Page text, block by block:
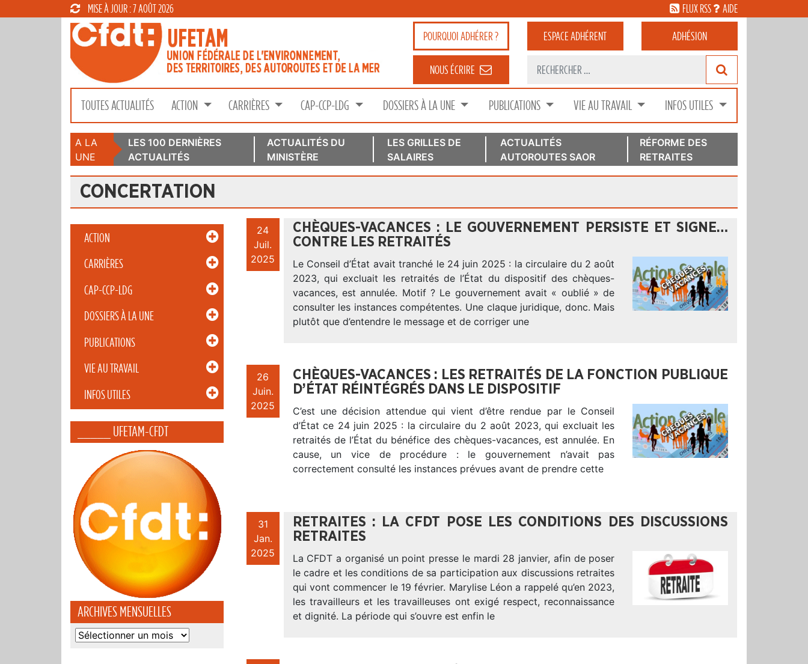
MISE À JOUR : 7 AOÛT 2026 FLUX RSS AIDE
POURQUOIADHÉRER ? ESPACEADHÉRENT ADHÉSION
NOUS ÉCRIRE
TOUTES ACTUALITÉS ACTION CARRIÈRES CAP-CCP-LDG DOSSIERS À LA UNE PUBLICATIONS VIE AU TRAVAIL INFOS UTILES
A LA
UNE
LES 100 DERNIÈRES
ACTUALITÉS
ACTUALITÉS DU
MINISTÈRE
LES GRILLES DE
SALAIRES
ACTUALITÉS
AUTOROUTES SAOR
RÉFORME DES
RETRAITES
CONCERTATION
ACTION
CARRIÈRES
CAP-CCP-LDG
DOSSIERS À LA UNE
PUBLICATIONS
VIE AU TRAVAIL
INFOS UTILES
_____ UFETAM-CFDT
ARCHIVES MENSUELLES
Archives
24
Juil.
2025
CHÈQUES-VACANCES : LE GOUVERNEMENT PERSISTE ET SIGNE…
CONTRE LES RETRAITÉS
Le Conseil d’État avait tranché le 24 juin 2025 : la circulaire du 2 août
2023, qui excluait les retraités de l’État du dispositif des chèques-
vacances, est annulée. Motif ? Le gouvernement avait « oublié » de
consulter les instances compétentes. Une claque juridique, donc. Mais
plutôt que d’entendre le message et de corriger une
26
Juin.
2025
CHÈQUES-VACANCES : LES RETRAITÉS DE LA FONCTION PUBLIQUE
D’ÉTAT RÉINTÉGRÉS DANS LE DISPOSITIF
C’est une décision attendue qui vient d’être rendue par le Conseil
d’État ce 24 juin 2025 : la circulaire du 2 août 2023, qui excluait les
retraités de l’État du bénéfice des chèques-vacances, est annulée. En
cause, un vice de procédure : le gouvernement n’avait pas
correctement consulté les instances prévues avant de prendre cette
31
Jan.
2025
RETRAITES : LA CFDT POSE LES CONDITIONS DES DISCUSSIONS
RETRAITES
La CFDT a organisé un point presse le mardi 28 janvier, afin de poser
le cadre et les conditions de sa participation aux discussions retraites
qui vont commencer le 19 février. Marylise Léon a rappelé qu’en 2023,
les travailleurs et les travailleuses ont exigé respect, reconnaissance
et dignité. La période qui s’ouvre est enfin le